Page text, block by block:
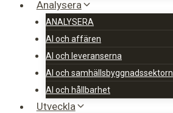
Analysera
ANALYSERA
AI och affären
AI och leveranserna
AI och samhällsbyggnadssektorn
AI och hållbarhet
Utveckla